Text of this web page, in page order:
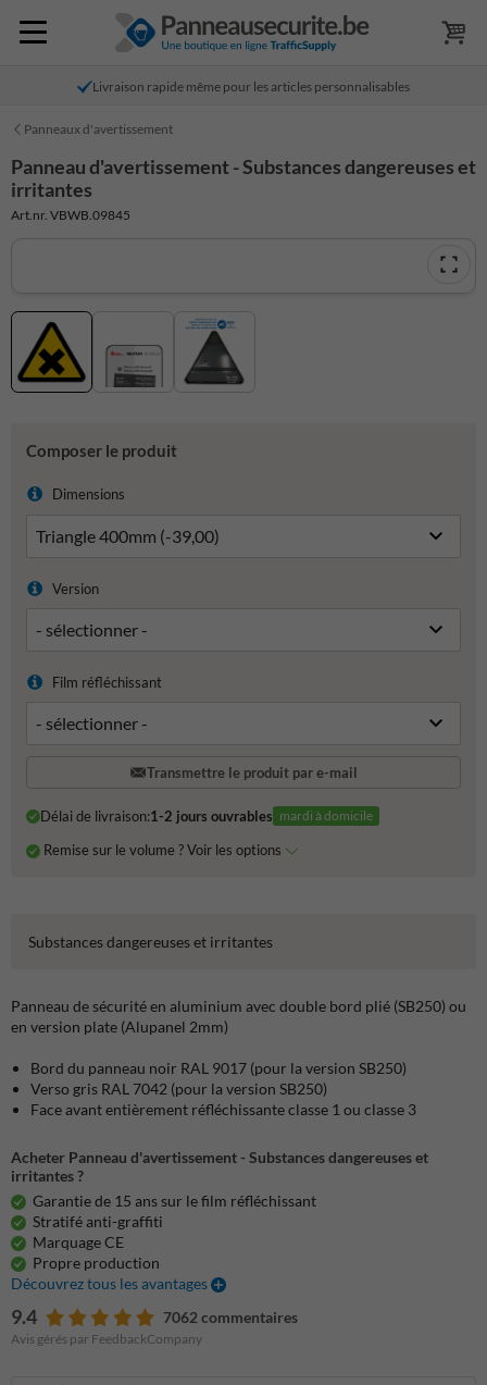
Livraison rapide même pour les articles personnalisables
Panneaux d'avertissement
Panneau d'avertissement - Substances dangereuses et
irritantes
Art.nr. VBWB.09845
Composer le produit
Dimensions
Version
Film réfléchissant
Transmettre le produit par e-mail
Délai de livraison:1-2 jours ouvrables mardi à domicile
Remise sur le volume ? Voir les options
Substances dangereuses et irritantes
Panneau de sécurité en aluminium avec double bord plié (SB250) ou
en version plate (Alupanel 2mm)
Bord du panneau noir RAL 9017 (pour la version SB250)
Verso gris RAL 7042 (pour la version SB250)
Face avant entièrement réfléchissante classe 1 ou classe 3
Acheter Panneau d'avertissement - Substances dangereuses et
irritantes ?
Garantie de 15 ans sur le film réfléchissant
Stratifé anti-graffiti
Marquage CE
Propre production
Découvrez tous les avantages
9.4 7062 commentaires
Avis gérés par FeedbackCompany